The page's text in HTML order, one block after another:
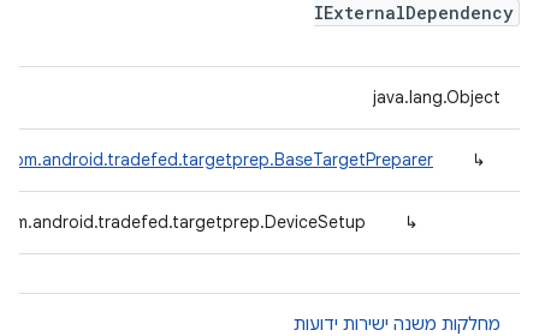
IExternalDependency
java.lang.Object
↳
com.android.tradefed.targetprep.BaseTargetPreparer
↳
מחלקות משנה ישירות ידועות